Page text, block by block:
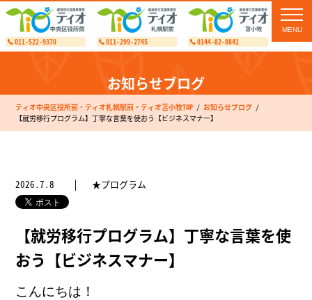
011-522-9370 011-299-2745 0144-82-8841
お知らせブログ
ティオ中央区役所前・ティオ札幌駅前・ティオ苫小牧TOP
お知らせブログ
【就労移行プログラム】丁寧な言葉を使おう【ビジネスマナー】
2026.7.8 ★プログラム
【就労移行プログラム】丁寧な言葉を使
おう【ビジネスマナー】
こんにちは！